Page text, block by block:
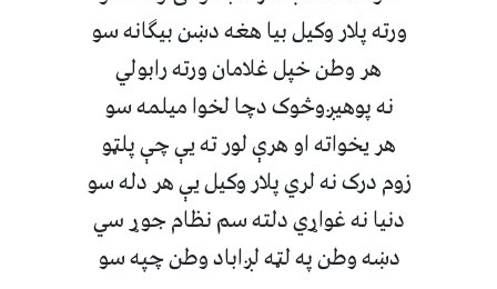
ورته پلار وکیل بیا هغه دښن بیګانه سو
هر وطن خپل غلامان ورته رابولي
نه پوهیږوڅوک دچا لخوا میلمه سو
هر يخواته او هرې لور ته یې چې پلټو
زوم درک نه لري پلار وکیل یې هر دله سو
دنیا نه غواړي دلته سم نظام جوړ سي
دښه وطن په لټه لږاباد وطن چپه سو